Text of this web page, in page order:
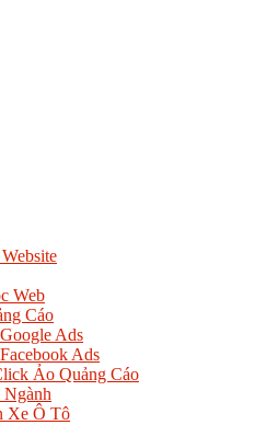
Web
Cáo
Ads
Ads
Ảo Quảng Cáo
Ngành
Xe Ô Tô